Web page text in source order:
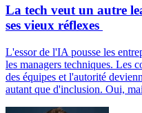
La tech veut un autre
ses vieux réflexes
L'essor de l'IA pousse les
les managers techniques. Les
des équipes et l'autorité
autant que d'inclusion. Oui,